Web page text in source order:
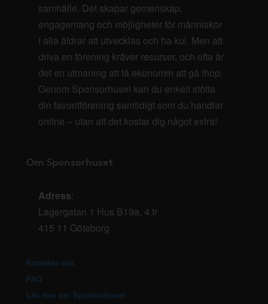
samhälle. Det skapar gemenskap,
engagemang och möjligheter för människor
i alla åldrar att utvecklas och ha kul. Men att
driva en förening kräver resurser, och ofta är
det en utmaning att få ekonomin att gå ihop.
Genom Sponsorhuset kan du enkelt stötta
din favoritförening samtidigt som du handlar
online – utan att det kostar dig något extra!
Om Sponsorhuset
Adress:
Lagergatan 1 Hus B19a, 4 tr
415 11 Göteborg
Kontakta oss
FAQ
Läs mer om Sponsorhuset